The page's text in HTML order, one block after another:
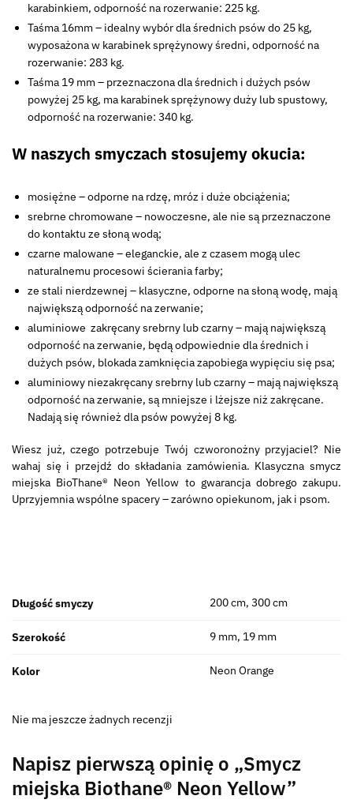
karabinkiem, odporność na rozerwanie: 225 kg.
Taśma 16mm – idealny wybór dla średnich psów do 25 kg,
wyposażona w karabinek sprężynowy średni, odporność na
rozerwanie: 283 kg.
Taśma 19 mm – przeznaczona dla średnich i dużych psów
powyżej 25 kg, ma karabinek sprężynowy duży lub spustowy,
odporność na rozerwanie: 340 kg.
W naszych smyczach stosujemy okucia:
mosiężne – odporne na rdzę, mróz i duże obciążenia;
srebrne chromowane – nowoczesne, ale nie są przeznaczone
do kontaktu ze słoną wodą;
czarne malowane – eleganckie, ale z czasem mogą ulec
naturalnemu procesowi ścierania farby;
ze stali nierdzewnej – klasyczne, odporne na słoną wodę, mają
największą odporność na zerwanie;
aluminiowe zakręcany srebrny lub czarny – mają największą
odporność na zerwanie, będą odpowiednie dla średnich i
dużych psów, blokada zamknięcia zapobiega wypięciu się psa;
aluminiowy niezakręcany srebrny lub czarny – mają największą
odporność na zerwanie, są mniejsze i lżejsze niż zakręcane.
Nadają się również dla psów powyżej 8 kg.
Wiesz już, czego potrzebuje Twój czworonożny przyjaciel? Nie
wahaj się i przejdź do składania zamówienia. Klasyczna smycz
miejska BioThane® Neon Yellow to gwarancja dobrego zakupu.
Uprzyjemnia wspólne spacery – zarówno opiekunom, jak i psom.
Długość smyczy 200 cm, 300 cm
Szerokość 9 mm, 19 mm
Kolor Neon Orange
Nie ma jeszcze żadnych recenzji
Napisz pierwszą opinię o „Smycz
miejska Biothane® Neon Yellow”